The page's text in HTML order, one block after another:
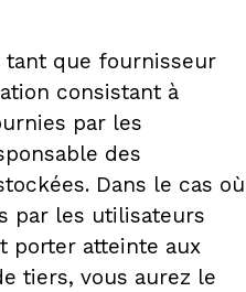
tant que fournisseur
consistant à
par les
des
Dans le cas où
par les utilisateurs
porter atteinte aux
tiers, vous aurez le